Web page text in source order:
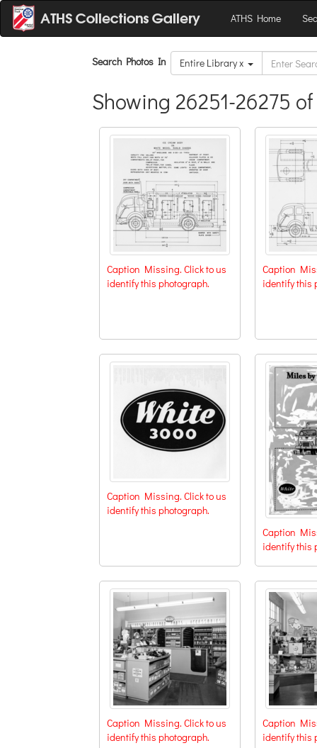
ATHS Home
Search Photos In Entire Library x
Showing 26251-26275
Caption Missing. Click to us
identify this photograph.
Caption
identify this
Caption Missing. Click to us
identify this photograph.
Caption
identify this
Caption Missing. Click to us
identify this photograph.
Caption
identify this